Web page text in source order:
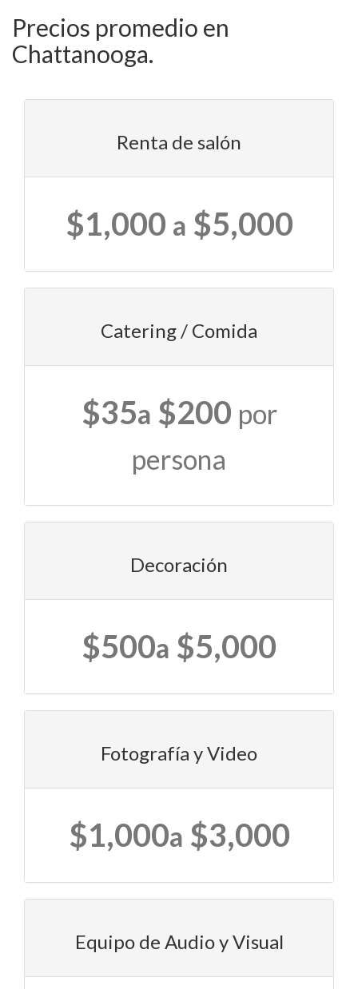
Precios promedio en
Chattanooga.
Renta de salón
$1,000 a $5,000
Catering / Comida
$35a $200 por
persona
Decoración
$500a $5,000
Fotografía y Video
$1,000a $3,000
Equipo de Audio y Visual